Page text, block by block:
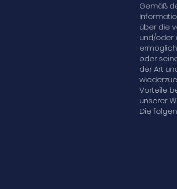
Gemäß
über die
und/oder
oder
der Art
Vorteile
unserer
Die